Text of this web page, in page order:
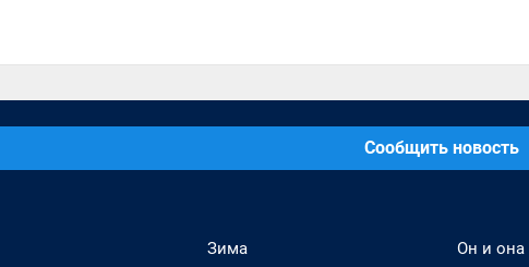
Сообщить новость
Зима
Он и она